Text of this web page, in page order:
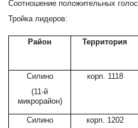
Соотношение положительных
Тройка лидеров:
Район Территория
Силино
(11-й
микрорайон)
корп. 1118
Силино
корп. 1202